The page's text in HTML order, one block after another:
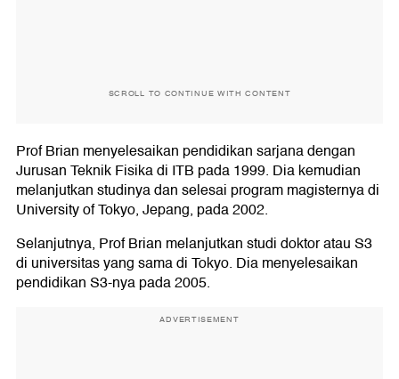
SCROLL TO CONTINUE WITH CONTENT
Prof Brian menyelesaikan pendidikan sarjana dengan
Jurusan Teknik Fisika di ITB pada 1999. Dia kemudian
melanjutkan studinya dan selesai program magisternya di
University of Tokyo, Jepang, pada 2002.
Selanjutnya, Prof Brian melanjutkan studi doktor atau S3
di universitas yang sama di Tokyo. Dia menyelesaikan
pendidikan S3-nya pada 2005.
ADVERTISEMENT